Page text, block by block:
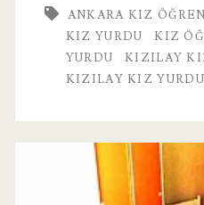
ANKARA KIZ
KIZ YURDU
KIZ
YURDU
KIZILAY
KIZILAY KIZ YURDU